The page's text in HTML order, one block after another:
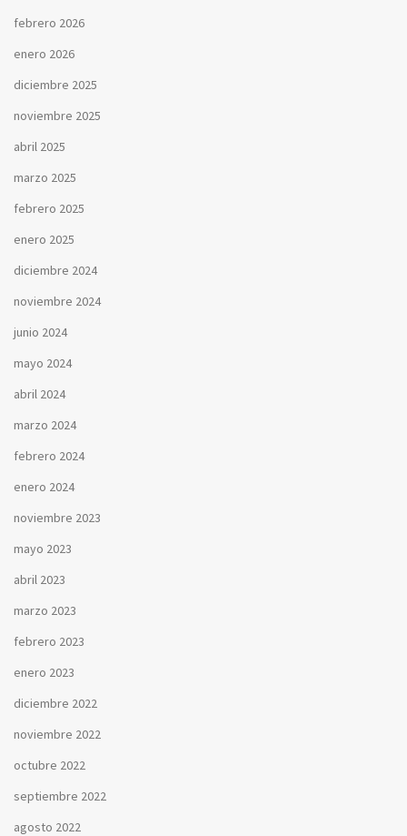
febrero 2026
enero 2026
diciembre 2025
noviembre 2025
abril 2025
marzo 2025
febrero 2025
enero 2025
diciembre 2024
noviembre 2024
junio 2024
mayo 2024
abril 2024
marzo 2024
febrero 2024
enero 2024
noviembre 2023
mayo 2023
abril 2023
marzo 2023
febrero 2023
enero 2023
diciembre 2022
noviembre 2022
octubre 2022
septiembre 2022
agosto 2022